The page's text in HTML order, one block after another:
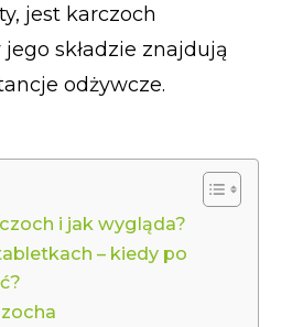
jest karczoch
składzie znajdują
odżywcze.
i jak wygląda?
– kiedy po